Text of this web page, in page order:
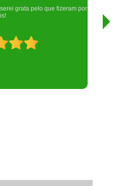
da minha filha Gamora
a recepção que são muito